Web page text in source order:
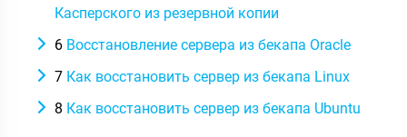
Касперского из резервной копии
6 Восстановление сервера из бекапа Oracle
7 Как восстановить сервер из бекапа Linux
8 Как восстановить сервер из бекапа Ubuntu